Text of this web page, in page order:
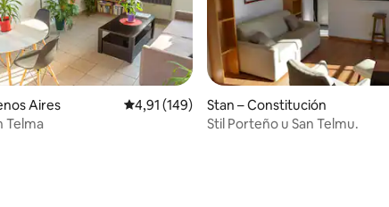
Aires Prosječna ocjena: 4,91/5, recenzija: 149
4,91 (149)
Telma
Stan – Constitución
Stil Porteño u San Telmu.